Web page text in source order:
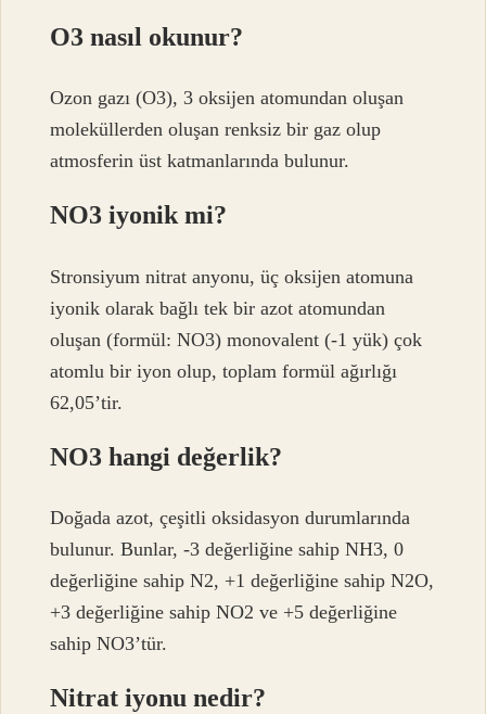
O3 nasıl okunur?
Ozon gazı (O3), 3 oksijen atomundan oluşan
moleküllerden oluşan renksiz bir gaz olup
atmosferin üst katmanlarında bulunur.
NO3 iyonik mi?
Stronsiyum nitrat anyonu, üç oksijen atomuna
iyonik olarak bağlı tek bir azot atomundan
oluşan (formül: NO3) monovalent (-1 yük) çok
atomlu bir iyon olup, toplam formül ağırlığı
62,05’tir.
NO3 hangi değerlik?
Doğada azot, çeşitli oksidasyon durumlarında
bulunur. Bunlar, -3 değerliğine sahip NH3, 0
değerliğine sahip N2, +1 değerliğine sahip N2O,
+3 değerliğine sahip NO2 ve +5 değerliğine
sahip NO3’tür.
Nitrat iyonu nedir?